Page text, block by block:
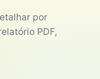
por
PDF,